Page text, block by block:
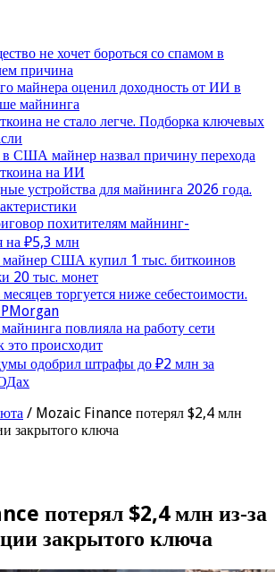
не хочет бороться со спамом в
причина
майнера оценил доходность от ИИ в
майнинга
не стало легче. Подборка ключевых
США майнер назвал причину перехода
на ИИ
устройства для майнинга 2026 года.
похитителям майнинг-
на ₽5,3 млн
США купил 1 тыс. биткоинов
20 тыс. монет
торгуется ниже себестоимости.
повлияла на работу сети
это происходит
одобрил штрафы до ₽2 млн за
/ Mozaic Finance потерял $2,4 млн
закрытого ключа
потерял $2,4 млн из‑за
закрытого ключа